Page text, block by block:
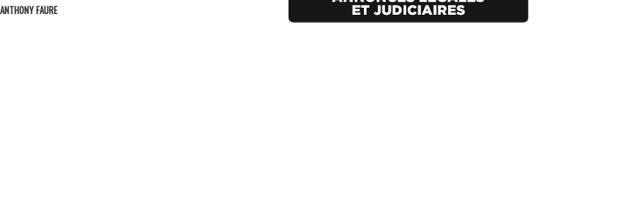
ANTHONY FAURE